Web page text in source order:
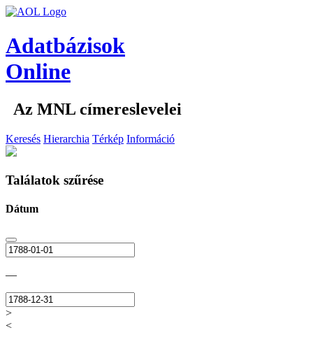
Adatbázisok
Online
Az MNL címereslevelei
Keresés Hierarchia Térkép Információ
Találatok szűrése
Dátum
—
>
<